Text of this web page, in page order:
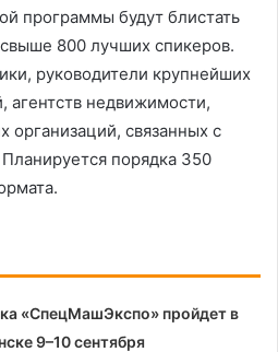
программы будут блистать
800 лучших спикеров.
руководители крупнейших
агентств недвижимости,
организаций, связанных с
порядка 350
«СпецМашЭкспо» пройдет в
9–10 сентября